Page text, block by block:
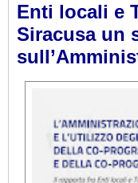
Enti locali e
Siracusa un